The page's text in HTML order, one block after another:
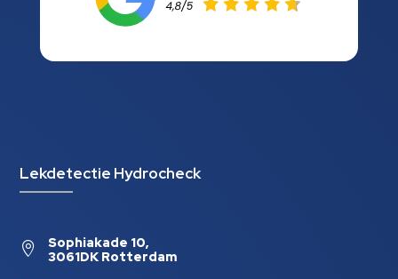
Lekdetectie Hydrocheck

Sophiakade 10,
3061DK Rotterdam